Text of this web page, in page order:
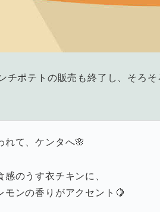
チポテトの販売も終了し、そろ
れて、ケンタへ🌸
感のうす衣チキンに、
モンの香りがアクセント🍋